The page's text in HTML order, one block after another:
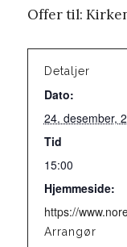
Offer til:
Detaljer
Dato:
24. desember,
Tid
15:00
Hjemmeside:
https://
Arrangør